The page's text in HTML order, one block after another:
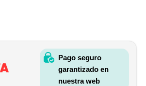
Pago seguro
garantizado en
nuestra web